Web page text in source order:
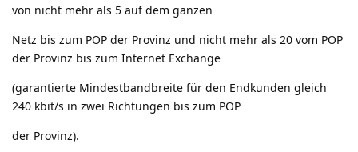
von nicht mehr als 5 auf dem ganzen
Netz bis zum POP der Provinz und nicht mehr als 20 vom POP
der Provinz bis zum Internet Exchange
(garantierte Mindestbandbreite für den Endkunden gleich
240 kbit/s in zwei Richtungen bis zum POP
der Provinz).